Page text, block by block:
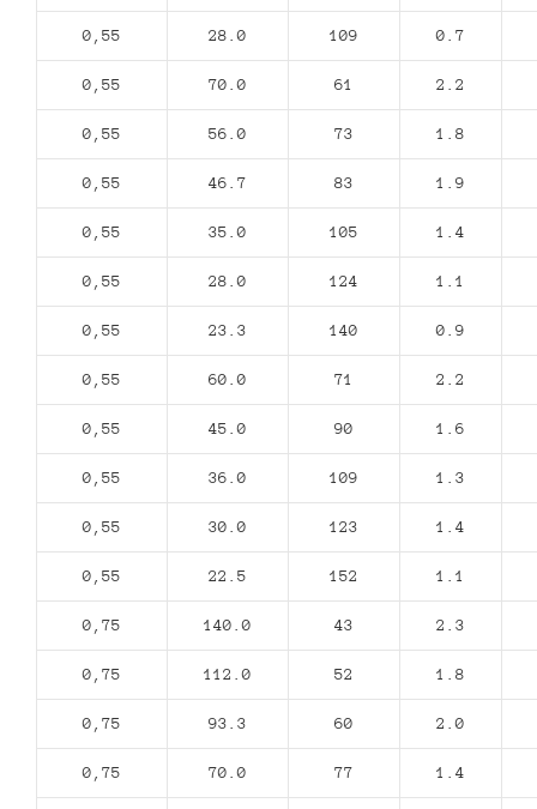
0,55 28.0 109 0.7
0,55 70.0 61 2.2
0,55 56.0 73 1.8
0,55 46.7 83 1.9
0,55 35.0 105 1.4
0,55 28.0 124 1.1
0,55 23.3 140 0.9
0,55 60.0 71 2.2
0,55 45.0 90 1.6
0,55 36.0 109 1.3
0,55 30.0 123 1.4
0,55 22.5 152 1.1
0,75 140.0 43 2.3
0,75 112.0 52 1.8
0,75 93.3 60 2.0
0,75 70.0 77 1.4